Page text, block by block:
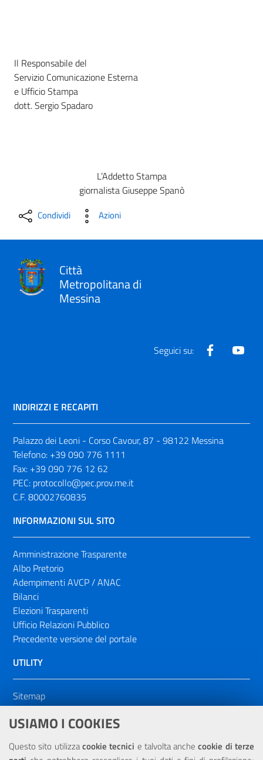
USIAMO I COOKIES
Questo sito utilizzacookie tecnici e talvolta anchecookie di terze
Il Responsabile del
Servizio Comunicazione Esterna
e Ufficio Stampa
dott. Sergio Spadaro
L’Addetto Stampa
giornalista Giuseppe Spanò
Condividi Azioni
Città
Metropolitana di
Messina
Seguici su: Facebook
INDIRIZZI E RECAPITI
Palazzo dei Leoni - Corso Cavour, 87 - 98122 Messina
Telefono: +39 090 776 1111
Fax: +39 090 776 12 62
PEC: protocollo@pec.prov.me.it
C.F. 80002760835
INFORMAZIONI SUL SITO
Amministrazione Trasparente
Albo Pretorio
Adempimenti AVCP / ANAC
Bilanci
Elezioni Trasparenti
Ufficio Relazioni Pubblico
Precedente versione del portale
UTILITY
Sitemap
Dichiarazione di accessibilità
NOTE LEGALI